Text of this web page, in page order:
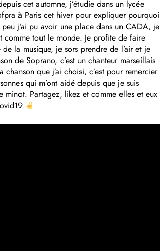
cet automne, j’étudie dans un lycée
à Paris cet hiver pour expliquer pourquoi
j’ai pu avoir une place dans un CADA, je
comme tout le monde. Je profite de faire
la musique, je sors prendre de l’air et je
de Soprano, c’est un chanteur marseillais
chanson que j’ai choisi, c’est pour remercier
qui m’ont aidé depuis que je suis
Partagez, likez et comme elles et eux